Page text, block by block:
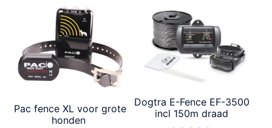
Pac fence XL voor grote
honden
Dogtra E-Fence EF-3500
incl 150m draad